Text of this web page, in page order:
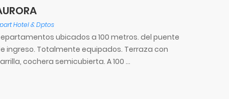
Hotel & Dptos
ubicados a 100 metros. del puente
ingreso. Totalmente equipados. Terraza con
cochera semicubierta. A 100 ...